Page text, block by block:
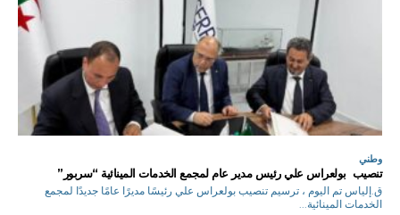
وطني
تنصيب بولعراس علي رئيس مدير عام لمجمع الخدمات المينائية “سربور”
ق.إلياس تم اليوم ، ترسيم تنصيب بولعراس علي رئيسًا مديرًا عامًا جديدًا لمجمع
الخدمات المينائية...